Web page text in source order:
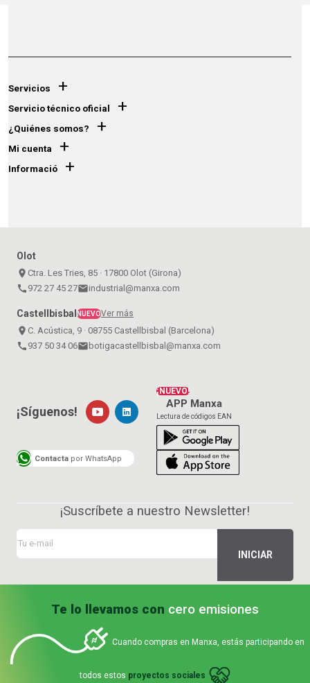
Servicios +
Servicio técnico oficial +
¿Quiénes somos? +
Mi cuenta +
Informació +
Olot
place Ctra. Les Tries, 85 · 17800 Olot (Girona)
call 972 27 45 27emailindustrial@manxa.com
CastellbisbalNUEVOVer más
place C. Acústica, 9 · 08755 Castellbisbal (Barcelona)
call 937 50 34 06emailbotigacastellbisbal@manxa.com
¡NUEVO!
APP Manxa
Lectura de códigos EAN
¡Síguenos!
Contacta por WhatsApp
¡Suscríbete a nuestro Newsletter!
Te lo llevamos con cero emisiones
Cuando compras en Manxa, estás participando en
todos estos proyectos sociales